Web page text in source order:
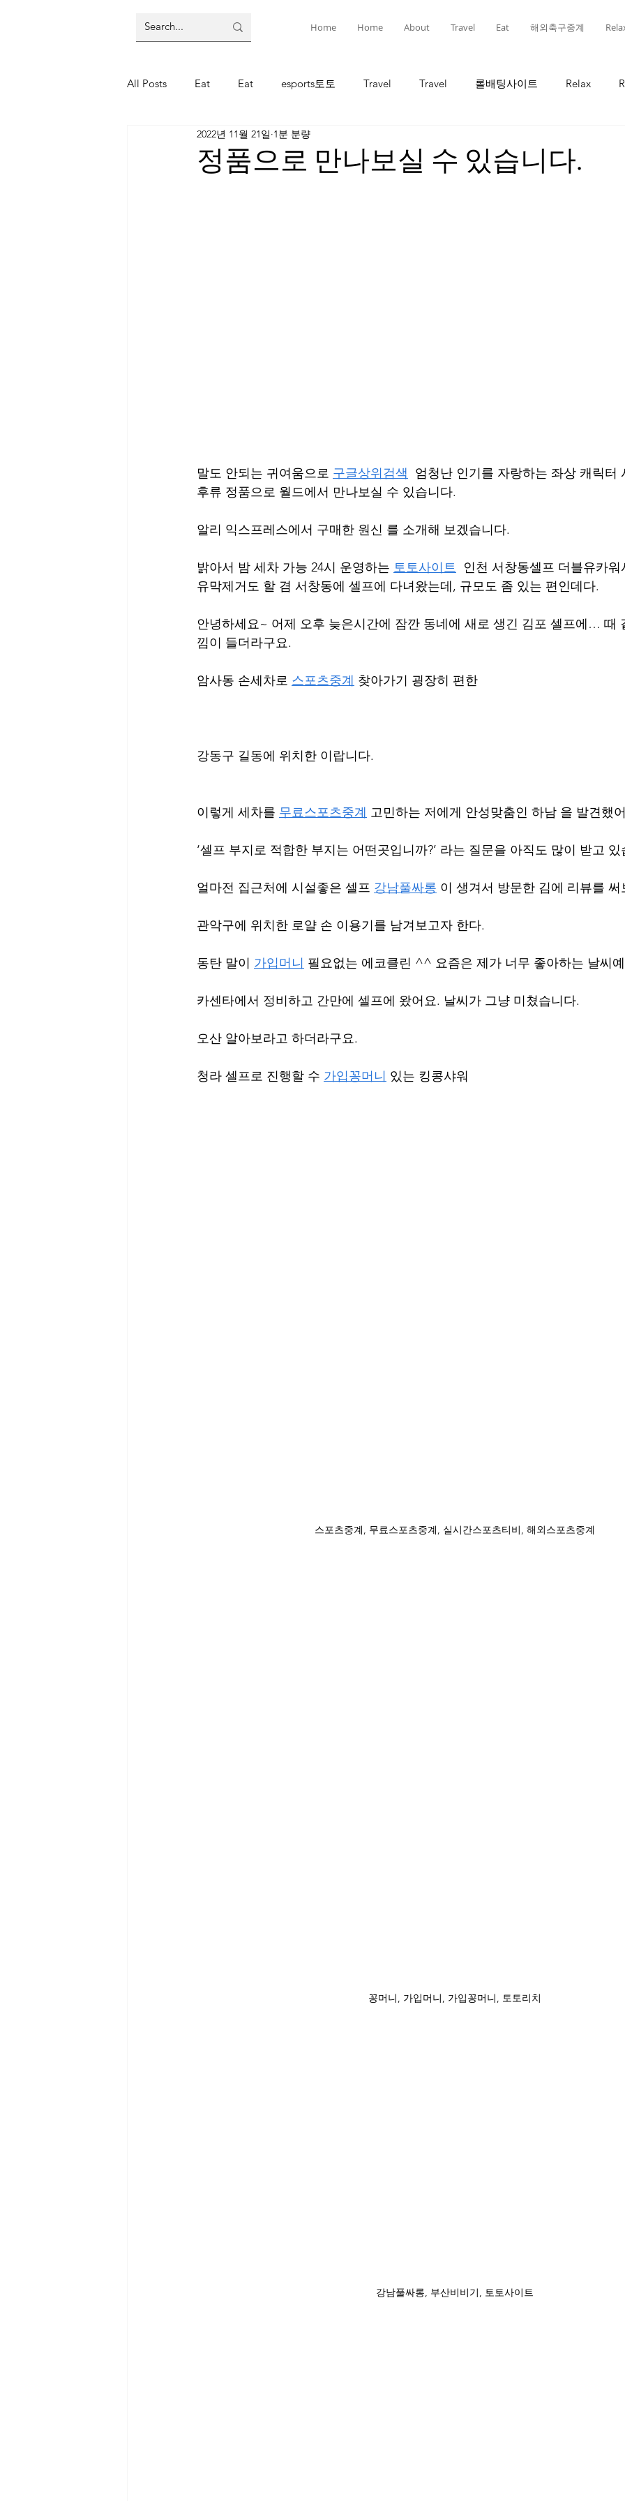
Home Home About Travel Eat 해외축구중계
All Posts Eat Eat esports토토 Travel Travel 롤배팅사이트 Relax
주식 코인 코인
정품으로 만나보실 수 있습니다.
2022년 11월 21일 1분 분량
말도 안되는 귀여움으로 구글상위검색
엄청난 인기를 자랑하는 좌상 캐릭
후류 정품으로 월드에서 만나보실 수 있습니다.
알리 익스프레스에서 구매한 원신 를 소개해 보겠습니다.
밝아서 밤 세차 가능 24시 운영하는 토토사이트
인천 서창동셀프 더블유카
유막제거도 할 겸 서창동에 셀프에 다녀왔는데, 규모도 좀 있는 편인데다.
안녕하세요~ 어제 오후 늦은시간에 잠깐 동네에 새로 생긴 김포 셀프에… 때
낌이 들더라구요.
암사동 손세차로 스포츠중계 찾아가기 굉장히 편한
강동구 길동에 위치한 이랍니다.
이렇게 세차를 무료스포츠중계 고민하는 저에게 안성맞춤인 하남 을 발견했
‘셀프 부지로 적합한 부지는 어떤곳입니까?’ 라는 질문을 아직도 많이 받고 있
얼마전 집근처에 시설좋은 셀프 강남풀싸롱 이 생겨서 방문한 김에 리뷰를
관악구에 위치한 로얄 손 이용기를 남겨보고자 한다.
동탄 말이 가입머니 필요없는 에코클린 ^^ 요즘은 제가 너무 좋아하는 날씨
카센타에서 정비하고 간만에 셀프에 왔어요. 날씨가 그냥 미쳤습니다.
오산 알아보라고 하더라구요.
청라 셀프로 진행할 수 가입꽁머니 있는 킹콩샤워
스포츠중계, 무료스포츠중계, 실시간스포츠티비, 해외스포츠중계
꽁머니, 가입머니, 가입꽁머니, 토토리치
강남풀싸롱, 부산비비기, 토토사이트